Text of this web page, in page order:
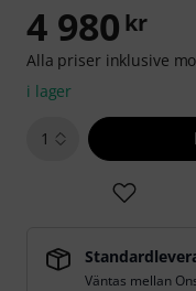
4 980 kr
Alla priser inklusive
i lager
1
Väntas mellan